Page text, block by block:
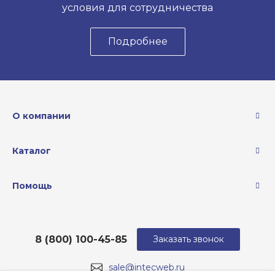
условия для сотрудничества
Подробнее
О компании
Каталог
Помощь
sale@intecweb.ru
8 (800) 100-45-85 Заказать звонок